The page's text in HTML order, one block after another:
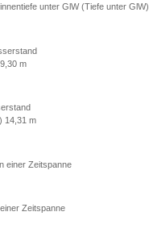
unter GlW (Tiefe unter GlW)
m
14,31 m
einer Zeitspanne
Zeitspanne